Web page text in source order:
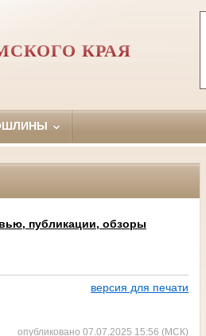
КРАЯ
публикации, обзоры
версия для печати
опубликовано 07.07.2025 15:56 (МСК)